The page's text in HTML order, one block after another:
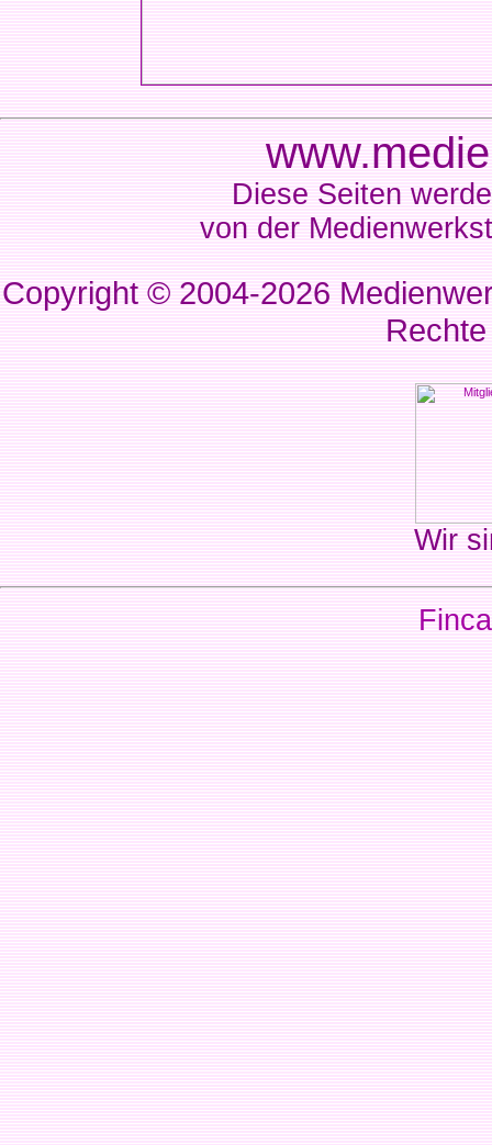
Diese Seiten
von der
Copyright © 2004-2026
Wir